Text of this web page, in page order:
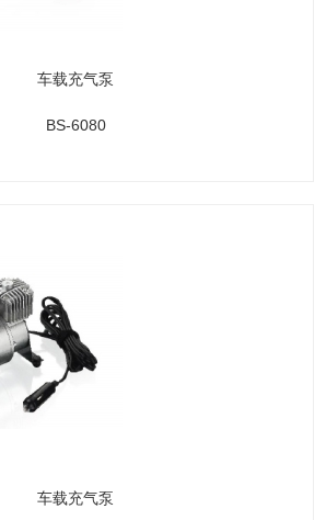
车载充气泵
BS-6080
车载充气泵